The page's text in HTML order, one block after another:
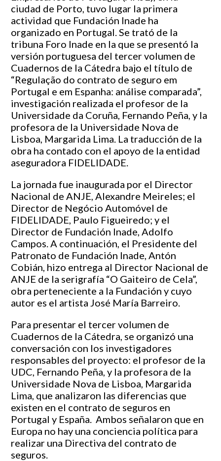
ciudad de Porto, tuvo lugar la primera
actividad que Fundación Inade ha
organizado en Portugal. Se trató de la
tribuna Foro Inade en la que se presentó la
versión portuguesa del tercer volumen de
Cuadernos de la Cátedra bajo el título de
“Regulação do contrato de seguro em
Portugal e em Espanha: análise comparada”,
investigación realizada el profesor de la
Universidade da Coruña, Fernando Peña, y la
profesora de la Universidade Nova de
Lisboa, Margarida Lima. La traducción de la
obra ha contado con el apoyo de la entidad
aseguradora FIDELIDADE.
La jornada fue inaugurada por el Director
Nacional de ANJE, Alexandre Meireles; el
Director de Negócio Automóvel de
FIDELIDADE, Paulo Figueiredo; y el
Director de Fundación Inade, Adolfo
Campos. A continuación, el Presidente del
Patronato de Fundación Inade, Antón
Cobián, hizo entrega al Director Nacional de
ANJE de la serigrafía “O Gaiteiro de Cela”,
obra perteneciente a la Fundación y cuyo
autor es el artista José María Barreiro.
Para presentar el tercer volumen de
Cuadernos de la Cátedra, se organizó una
conversación con los investigadores
responsables del proyecto: el profesor de la
UDC, Fernando Peña, y la profesora de la
Universidade Nova de Lisboa, Margarida
Lima, que analizaron las diferencias que
existen en el contrato de seguros en
Portugal y España. Ambos señalaron que en
Europa no hay una conciencia política para
realizar una Directiva del contrato de
seguros.